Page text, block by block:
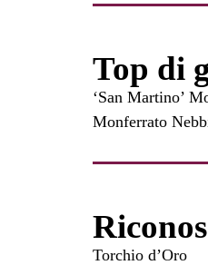
Top di
‘San Martino’
Monferrato
Torchio d’Oro